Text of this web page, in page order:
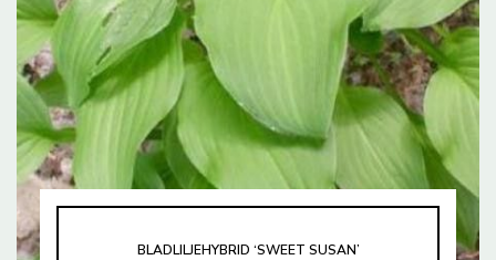
BLADLILJEHYBRID ‘SWEET SUSAN’